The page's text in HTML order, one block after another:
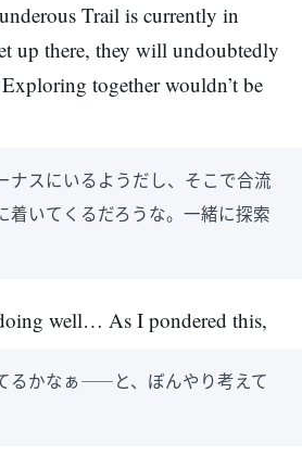
Trail is currently in
up there, they will undoubtedly
together wouldn’t be
ナスにいるようだし、そこで合流
着いてくるだろうな。一緒に探索
well… As I pondered this,
るかなぁ――と、ぼんやり考えて